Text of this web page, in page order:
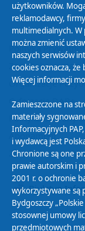
Polityka
Zasady
Organizacje
Cyfryzacja DAB+
Polityka ochrony
Abonament
Zamówienia
Biuletyn
użytkowników.
reklamodawcy,
multimedialnych. W
można zmienić
naszych serwisów
cookies oznacza, że
Więcej informacji
Zamieszczone na
materiały
Informacyjnych
i wydawcą jest
Chronione są one
prawie autorskim i
2001 r. o ochronie
wykorzystywane są
Bydgoszczy
stosownej umowy
przedmiotowych